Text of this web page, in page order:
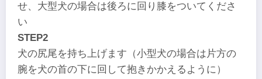
せ、大型犬の場合は後ろに回り膝をついてくださ
い
STEP2
犬の尻尾を持ち上げます（小型犬の場合は片方の
腕を犬の首の下に回して抱きかかえるように）